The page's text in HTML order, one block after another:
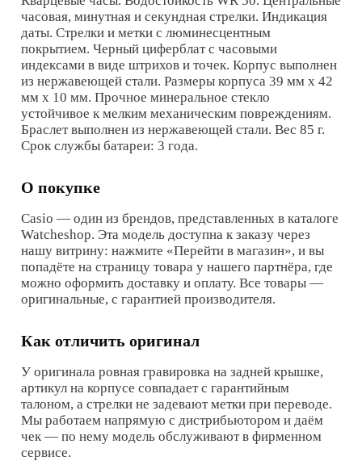
часовая, минутная и секундная стрелки. Индикация
даты. Стрелки и метки с люминесцентным
покрытием. Черный циферблат с часовыми
индексами в виде штрихов и точек. Корпус выполнен
из нержавеющей стали. Размеры корпуса 39 мм x 42
мм x 10 мм. Прочное минеральное стекло
устойчивое к мелким механическим повреждениям.
Браслет выполнен из нержавеющей стали. Вес 85 г.
Срок службы батареи: 3 года.
О покупке
Casio — один из брендов, представленных в каталоге
Watcheshop. Эта модель доступна к заказу через
нашу витрину: нажмите «Перейти в магазин», и вы
попадёте на страницу товара у нашего партнёра, где
можно оформить доставку и оплату. Все товары —
оригинальные, с гарантией производителя.
Как отличить оригинал
У оригинала ровная гравировка на задней крышке,
артикул на корпусе совпадает с гарантийным
талоном, а стрелки не задевают метки при переводе.
Мы работаем напрямую с дистрибьютором и даём
чек — по нему модель обслуживают в фирменном
сервисе.